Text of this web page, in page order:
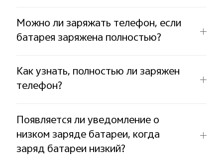
Можно ли заряжать телефон, если
батарея заряжена полностью?
Как узнать, полностью ли заряжен
телефон?
Появляется ли уведомление о
низком заряде батареи, когда
заряд батареи низкий?